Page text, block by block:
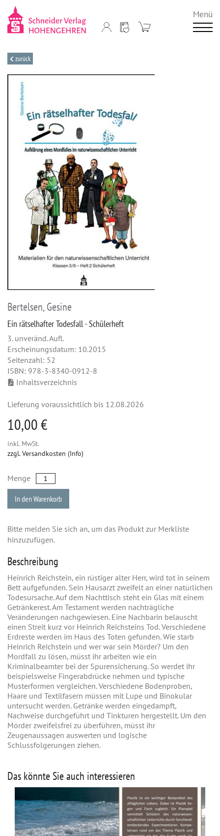
Menü
zurück
Bertelsen, Gesine
Ein rätselhafter Todesfall - Schülerheft
3. unveränd. Aufl.
Erscheinungsdatum: 10.2015
Seitenzahl: 52
ISBN: 978-3-8340-0912-8
Inhaltsverzeichnis
Lieferung voraussichtlich bis 12.08.2026
10,00 €
inkl. MwSt.
zzgl. Versandkosten (Info)
Menge
In den Warenkorb
Bitte melden Sie sich an, um das Produkt zur Merkliste
hinzuzufügen.
Beschreibung
Heinrich Reichstein, ein rüstiger alter Herr, wird tot in seinem
Bett aufgefunden. Sein Hausarzt zweifelt an einer natürlichen
Todesursache. Auf dem Nachttisch steht ein Glas mit einem
Getränkerest. Am Testament werden nachträgliche
Veränderungen nachgewiesen. Eine Nachbarin belauscht
einen Streit kurz vor Heinrich Reichsteins Tod. Verschiedene
Erdreste werden im Haus des Toten gefunden. Wie starb
Heinrich Reichstein und wer war sein Mörder? Um den
Mordfall zu lösen, müsst ihr arbeiten wie ein
Kriminalbeamter bei der Spurensicherung. So werdet ihr
beispielsweise Fingerabdrücke nehmen und typische
Musterformen vergleichen. Verschiedene Bodenproben,
Haare und Textilfasern müssen mit Lupe und Binokular
untersucht werden. Getränke werden eingedampft,
Nachweise durchgeführt und Tinkturen hergestellt. Um den
Mörder zweifelsfrei zu überführen, müsst ihr
Zeugenaussagen auswerten und logische
Schlussfolgerungen ziehen.
Das könnte Sie auch interessieren